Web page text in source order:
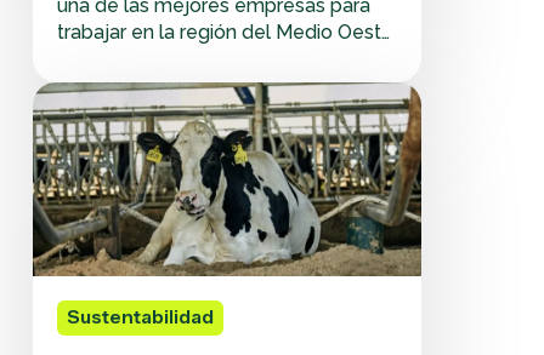
una de las mejores empresas para
trabajar en la región del Medio Oeste
reconocidos por la consultora
internacional Great Place to Work
(GPTW) como una de las mejores
empresas para trabajar. Tras la
encuesta de compromiso realizada a
nuestros empleados,…
Capacitamos
a
nuestros
equipos
en
Bienestar
Animal
Sustentabilidad